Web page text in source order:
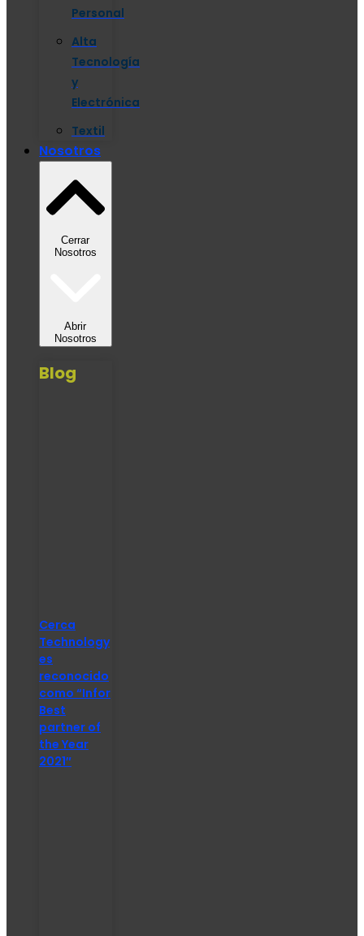
Personal
Alta
Tecnología
y
Electrónica
Textil
Nosotros
Cerrar
Nosotros
Abrir
Nosotros
Blog
Cerca
Technology
es
reconocido
como “Infor
Best
partner of
the Year
2021″